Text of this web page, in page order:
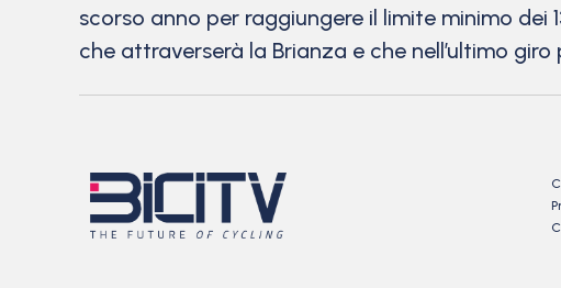
scorso anno per raggiungere il limite minimo
che attraverserà la Brianza e che nell’ultimo